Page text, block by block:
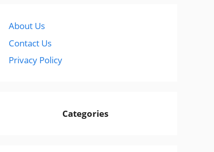
About Us
Contact Us
Privacy Policy
Categories